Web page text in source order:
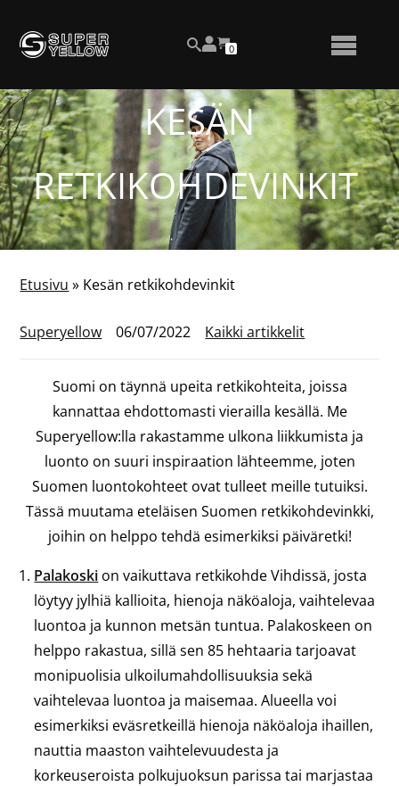
sisältöön
Katso
asiakastiliäsi
OSTOSKORISSA
OLEVIEN
0
NÄYTÄ
PIILOTA
VALIKKO
KESÄN
RETKIKOHDEVINKIT
Etusivu » Kesän retkikohdevinkit
Superyellow 06/07/2022 Kaikki artikkelit
Suomi on täynnä upeita retkikohteita, joissa
kannattaa ehdottomasti vierailla kesällä. Me
Superyellow:lla rakastamme ulkona liikkumista ja
luonto on suuri inspiraation lähteemme, joten
Suomen luontokohteet ovat tulleet meille tutuiksi.
Tässä muutama eteläisen Suomen retkikohdevinkki,
joihin on helppo tehdä esimerkiksi päiväretki!
Palakoski on vaikuttava retkikohde Vihdissä, josta
löytyy jylhiä kallioita, hienoja näköaloja, vaihtelevaa
luontoa ja kunnon metsän tuntua. Palakoskeen on
helppo rakastua, sillä sen 85 hehtaaria tarjoavat
monipuolisia ulkoilumahdollisuuksia sekä
vaihtelevaa luontoa ja maisemaa. Alueella voi
esimerkiksi eväsretkeillä hienoja näköaloja ihaillen,
nauttia maaston vaihtelevuudesta ja
korkeuseroista polkujuoksun parissa tai marjastaa